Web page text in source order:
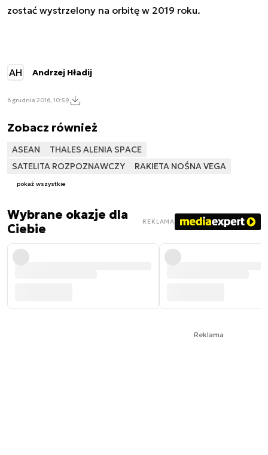
zostać wystrzelony na orbitę w 2019 roku.
AH Andrzej Hładij
6 grudnia 2016, 10:59
Zobacz również
ASEAN
THALES ALENIA SPACE
SATELITA ROZPOZNAWCZY
RAKIETA NOŚNA VEGA
pokaż wszystkie
Wybrane okazje dla
Ciebie
REKLAMA
Reklama